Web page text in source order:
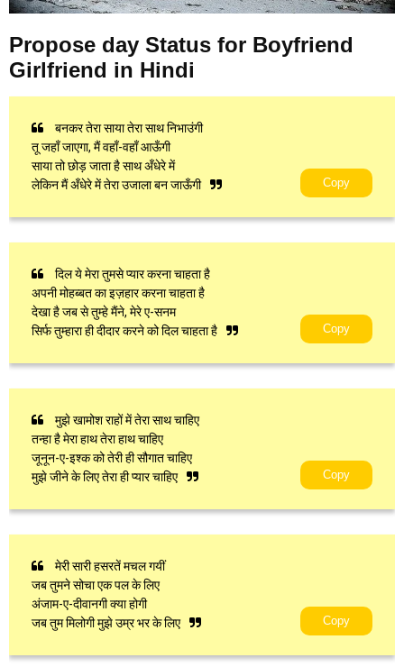
Propose day Status for Boyfriend
Girlfriend in Hindi
बनकर तेरा साया तेरा साथ निभाउंगी
तू जहाँ जाएगा, मैं वहाँ-वहाँ आऊँगी
साया तो छोड़ जाता है साथ अँधेरे में
लेकिन मैं अँधेरे में तेरा उजाला बन जाऊँगी
Copy
दिल ये मेरा तुमसे प्यार करना चाहता है
अपनी मोहब्बत का इज़हार करना चाहता है
देखा है जब से तुम्हे मैंने, मेरे ए-सनम
सिर्फ तुम्हारा ही दीदार करने को दिल चाहता है
Copy
मुझे खामोश राहों में तेरा साथ चाहिए
तन्हा है मेरा हाथ तेरा हाथ चाहिए
जूनून-ए-इश्क को तेरी ही सौगात चाहिए
मुझे जीने के लिए तेरा ही प्यार चाहिए
Copy
मेरी सारी हसरतें मचल गयीं
जब तुमने सोचा एक पल के लिए
अंजाम-ए-दीवानगी क्या होगी
जब तुम मिलोगी मुझे उम्र भर के लिए
Copy